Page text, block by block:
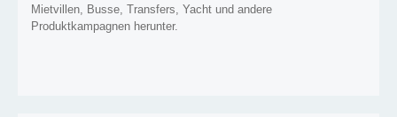
Mietvillen, Busse, Transfers, Yacht und andere
Produktkampagnen herunter.